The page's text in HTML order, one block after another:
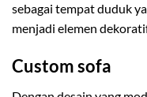
sebagai tempat duduk
menjadi elemen
Custom sofa